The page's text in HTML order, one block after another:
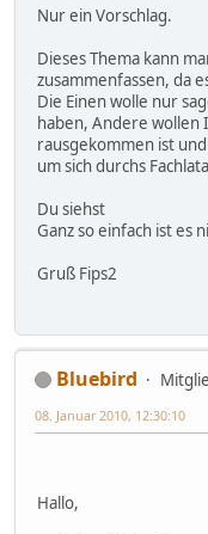
Nur ein Vorschlag.
Dieses Thema kann
zusammenfassen, da
Die Einen wolle nur
haben, Andere
rausgekommen ist
um sich durchs
Du siehst
Ganz so einfach ist es
Gruß Fips2
Bluebird
08. Januar 2010, 12:30:10
Hallo,